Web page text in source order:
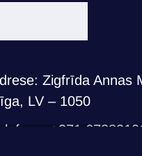
Zigfrīda Annas
LV – 1050
+371